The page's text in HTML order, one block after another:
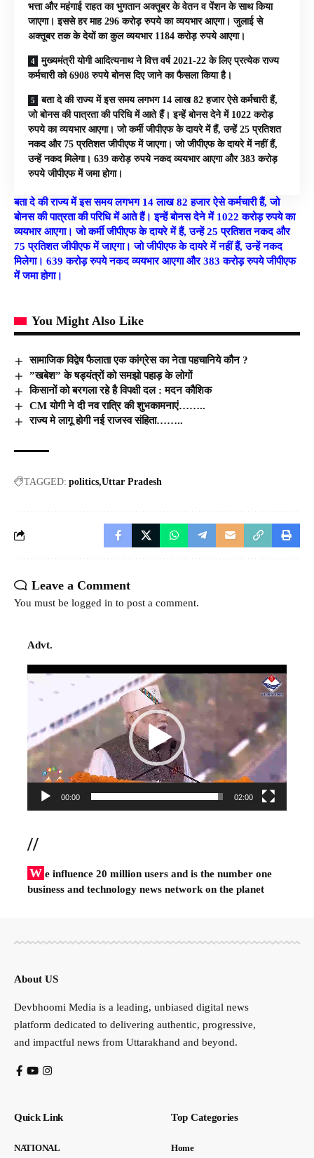
भत्ता और महंगाई राहत का भुगतान अक्तूबर के वेतन व पेंशन के साथ किया
जाएगा। इससे हर माह 296 करोड़ रुपये का व्ययभार आएगा। जुलाई से
अक्तूबर तक के देयों का कुल व्ययभार 1184 करोड़ रुपये आएगा।
मुख्यमंत्री योगी आदित्यनाथ ने वित्त वर्ष 2021-22 के लिए प्रत्येक राज्य
कर्मचारी को 6908 रुपये बोनस दिए जाने का फैसला किया है।
बता दे की राज्य में इस समय लगभग 14 लाख 82 हजार ऐसे कर्मचारी हैं,
जो बोनस की पात्रता की परिधि में आते हैं। इन्हें बोनस देने में 1022 करोड़
रुपये का व्ययभार आएगा। जो कर्मी जीपीएफ के दायरे में हैं, उन्हें 25 प्रतिशत
नकद और 75 प्रतिशत जीपीएफ में जाएगा। जो जीपीएफ के दायरे में नहीं हैं,
उन्हें नकद मिलेगा। 639 करोड़ रुपये नकद व्ययभार आएगा और 383 करोड़
रुपये जीपीएफ में जमा होगा।
बता दे की राज्य में इस समय लगभग 14 लाख 82 हजार ऐसे कर्मचारी हैं, जो
बोनस की पात्रता की परिधि में आते हैं। इन्हें बोनस देने में 1022 करोड़ रुपये का
व्ययभार आएगा। जो कर्मी जीपीएफ के दायरे में हैं, उन्हें 25 प्रतिशत नकद और
75 प्रतिशत जीपीएफ में जाएगा। जो जीपीएफ के दायरे में नहीं हैं, उन्हें नकद
मिलेगा। 639 करोड़ रुपये नकद व्ययभार आएगा और 383 करोड़ रुपये जीपीएफ
में जमा होगा।
You Might Also Like
सामाजिक विद्वेष फैलाता एक कांग्रेस का नेता पहचानिये कौन ?
”खबेश” के षड्यंत्रों को समझो पहाड़ के लोगों
किसानों को बरगला रहे है विपक्षी दल : मदन कौशिक
CM योगी ने दी नव रात्रि की शुभकामनाएं……..
राज्य मे लागू होगी नई राजस्व संहिता……..
TAGGED: politics Uttar Pradesh
Leave a Comment
You must be logged in to post a comment.
Advt.
Video
00:00 02:00
//
W e influence 20 million users and is the number one
business and technology news network on the planet
About US
Devbhoomi Media is a leading, unbiased digital news
platform dedicated to delivering authentic, progressive,
and impactful news from Uttarakhand and beyond.
Quick Link
NATIONAL
Top Categories
Home